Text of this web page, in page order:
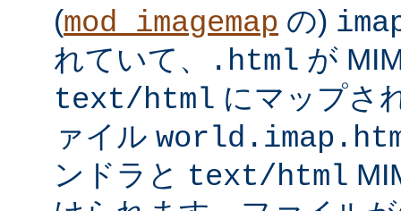
(mod_imagemap の)
れていて、
.html が
text/html にマップさ
ァイル
ンドラと text/html